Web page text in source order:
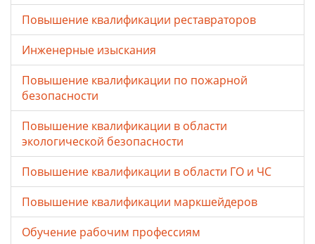
Повышение квалификации реставраторов
Инженерные изыскания
Повышение квалификации по пожарной
безопасности
Повышение квалификации в области
экологической безопасности
Повышение квалификации в области ГО и ЧС
Повышение квалификации маркшейдеров
Обучение рабочим профессиям